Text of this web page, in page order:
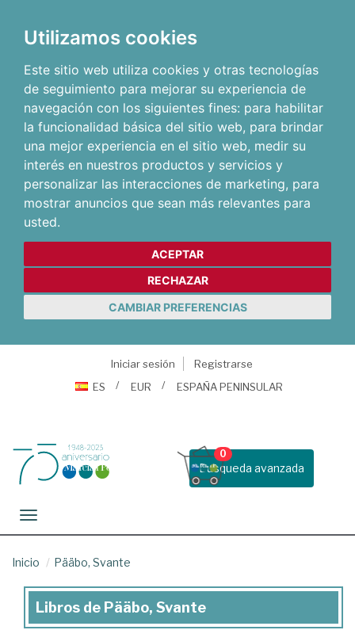
Utilizamos cookies
Este sitio web utiliza cookies y otras tecnologías
de seguimiento para mejorar su experiencia de
navegación con los siguientes fines: para habilitar
la funcionalidad básica del sitio web, para brindar
una mejor experiencia en el sitio web, medir su
interés en nuestros productos y servicios y
personalizar las interacciones de marketing, para
mostrar anuncios que sean más relevantes para
usted.
ACEPTAR
RECHAZAR
CAMBIAR PREFERENCIAS
Iniciar sesión
Registrarse
ES
EUR ESPAÑA PENINSULAR
Busqueda avanzada
0
Toggle navigation
Inicio Pääbo, Svante
Libros
Libros de Pääbo, Svante